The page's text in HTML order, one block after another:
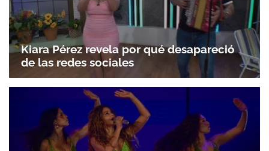
Kiara Pérez revela por qué desapareció
de las redes sociales